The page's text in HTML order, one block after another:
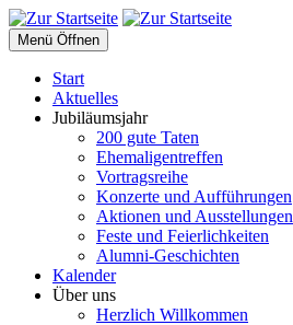
Menü Öffnen
Start
Aktuelles
Jubiläumsjahr
200 gute Taten
Ehemaligentreffen
Vortragsreihe
Konzerte und Aufführungen
Aktionen und Ausstellungen
Feste und Feierlichkeiten
Alumni-Geschichten
Kalender
Über uns
Herzlich Willkommen